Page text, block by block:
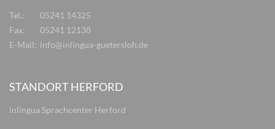
Tel.:
05241 14325
Fax:
05241 12138
E-Mail: info@inlingua-guetersloh.de
STANDORT HERFORD
inlingua Sprachcenter Herford